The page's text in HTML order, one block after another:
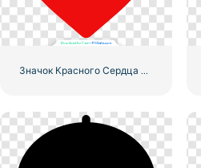
Значок Красного Сердца – 3